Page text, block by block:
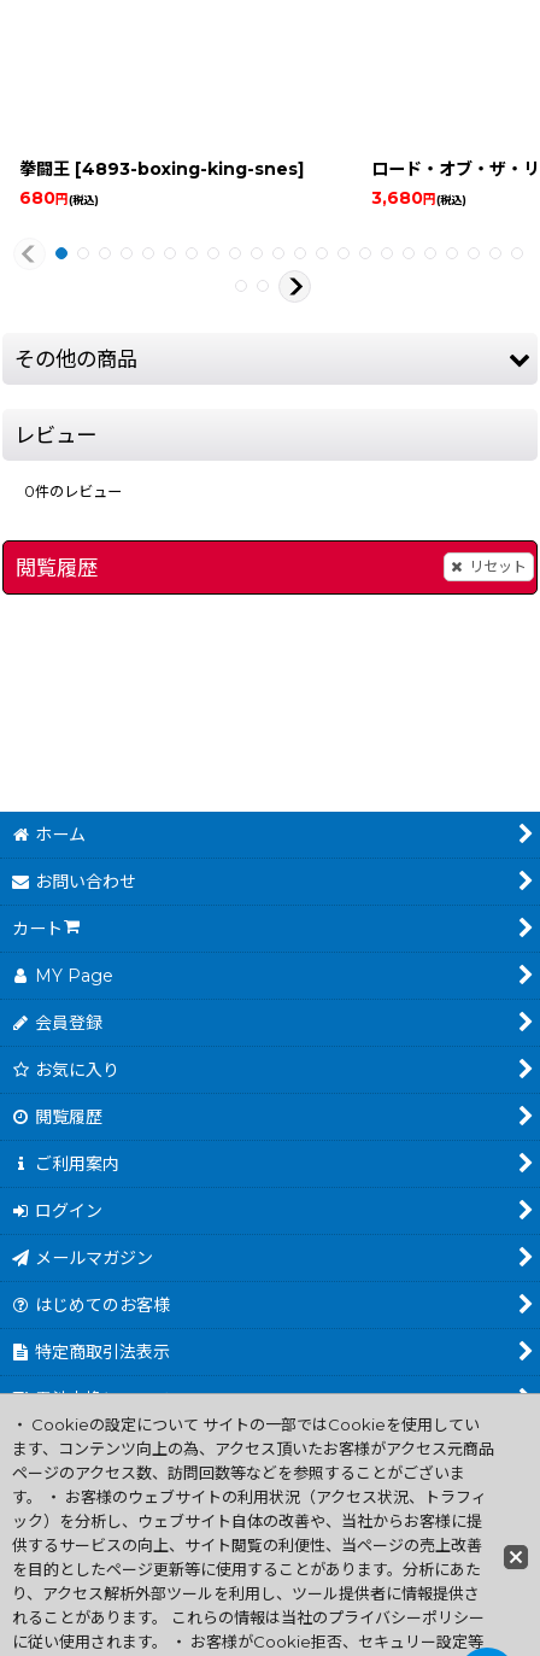
拳闘王 [4893-boxing-king-snes]
680円(税込)
ロード・オブ・ザ・
3,680円(税込)
その他の商品
レビュー
0件のレビュー
閲覧履歴 リセット
ホーム
お問い合わせ
カート
MY Page
会員登録
お気に入り
閲覧履歴
ご利用案内
ログイン
メールマガジン
はじめてのお客様
特定商取引法表示
電池交換について
商品カテゴリ一覧
Worldwide Shipping Guide
ファミコン買取通販 中古 ディスクシステム 販売 ニンテンドウ64・
ゲーム買取 .電池交換
Copyright (C) 2007 ファミコン お宝王 All Rights
Reserved.
・ Cookieの設定について サイトの一部ではCookieを使用してい
ます、コンテンツ向上の為、アクセス頂いたお客様がアクセス元商品
ページのアクセス数、訪問回数等などを参照することがございま
す。 ・ お客様のウェブサイトの利用状況（アクセス状況、トラフィ
ック）を分析し、ウェブサイト自体の改善や、当社からお客様に提
供するサービスの向上、サイト閲覧の利便性、当ページの売上改善
を目的としたページ更新等に使用することがあります。分析にあた
り、アクセス解析外部ツールを利用し、ツール提供者に情報提供さ
れることがあります。 これらの情報は当社のプライバシーポリシー
に従い使用されます。 ・ お客様がCookie拒否、セキュリー設定等